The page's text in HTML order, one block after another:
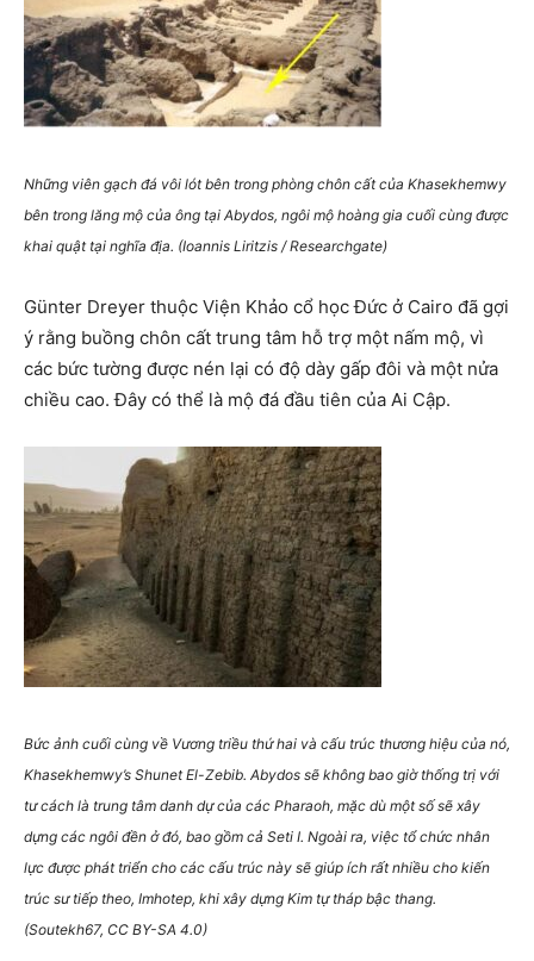
Những viên gạch đá vôi lót bên trong phòng chôn cất của Khasekhemwy
bên trong lăng mộ của ông tại Abydos, ngôi mộ hoàng gia cuối cùng được
khai quật tại nghĩa địa. (Ioannis Liritzis / Researchgate)
Günter Dreyer thuộc Viện Khảo cổ học Đức ở Cairo đã gợi
ý rằng buồng chôn cất trung tâm hỗ trợ một nấm mộ, vì
các bức tường được nén lại có độ dày gấp đôi và một nửa
chiều cao. Đây có thể là mộ đá đầu tiên của Ai Cập.
Bức ảnh cuối cùng về Vương triều thứ hai và cấu trúc thương hiệu của nó,
Khasekhemwy’s Shunet El-Zebib. Abydos sẽ không bao giờ thống trị với
tư cách là trung tâm danh dự của các Pharaoh, mặc dù một số sẽ xây
dựng các ngôi đền ở đó, bao gồm cả Seti I. Ngoài ra, việc tổ chức nhân
lực được phát triển cho các cấu trúc này sẽ giúp ích rất nhiều cho kiến ​​
trúc sư tiếp theo, Imhotep, khi xây dựng Kim tự tháp bậc thang.
(Soutekh67, CC BY-SA 4.0)